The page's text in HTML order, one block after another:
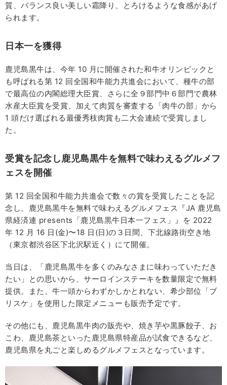
質、バランス良い美しい霜降り、とろけるような食感があげ
られます。
日本一を獲得
鹿児島黒牛は、今年 10 月に開催された和牛オリンピックと
も呼ばれる第 12 回全国和牛能力共進会において、種牛の部
で最高位の内閣総理大臣賞、さらに全９部門中６部門で農林
水産大臣賞を受賞、加えて肉質を審査する「肉牛の部」から
1 頭だけ選ばれる最優秀枝肉賞も二大会連続で受賞しまし
た。
受賞を記念し鹿児島黒牛を無料で味わえるグルメフ
ェスを開催
第 12 回全国和牛能力共進会で数々の賞を受賞したことを記
念し、鹿児島黒牛を無料で味わえるグルメフェス『JA 鹿児島
県経済連 presents「鹿児島黒牛日本一フェス」』を 2022
年 12 月 16 日(金)〜18 日(日)の３日間、下北線路街空き地
（東京都渋谷区下北沢駅近く）にて開催。
当日は、「鹿児島黒牛を多くのみなさまに味わっていただき
たい」との思いから、サーロインステーキを数量限定で無料
提供。また、牛一頭からわずかしかとれない、希少部位「ブ
リスケ」を使用した限定メニューも販売予定です。
その他にも、鹿児島黒牛肉の販売や、焼き芋や黒豚餃子、お
こわ、鹿児島茶といった鹿児島県特産品が試食できるなど、
鹿児島県を丸ごと楽しめるグルメフェスとなっています。